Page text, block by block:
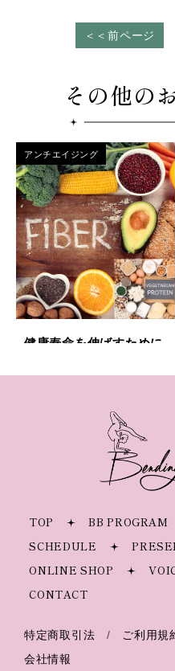
＜＜前ページ
その他の
アンチエイジング
健康寿命を伸ばすために
診断では見逃される鉄不
TOP BB PROGRAM
SCHEDULE
ONLINE SHOP
CONTACT
特定商取引法 / ご利用規
会社情報